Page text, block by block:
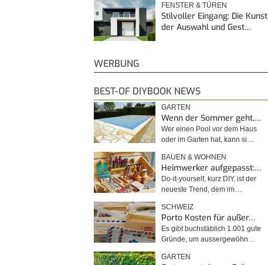
FENSTER & TÜREN
Stilvoller Eingang: Die Kunst
der Auswahl und Gest…
WERBUNG
BEST-OF DIYBOOK NEWS
GARTEN
Wenn der Sommer geht,…
Wer einen Pool vor dem Haus
oder im Garten hat, kann si…
BAUEN & WOHNEN
Heimwerker aufgepasst:…
Do-it-yourself, kurz DIY, ist der
neueste Trend, dem im…
SCHWEIZ
Porto Kosten für außer…
Es gibt buchstäblich 1.001 gute
Gründe, um aussergewöhn…
GARTEN